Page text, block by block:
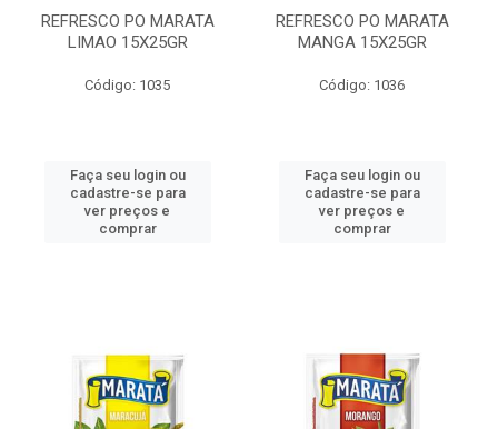
REFRESCO PO MARATA
LIMAO 15X25GR
Código: 1035
Faça seu login ou
cadastre-se para
ver preços e
comprar
REFRESCO PO MARATA
MANGA 15X25GR
Código: 1036
Faça seu login ou
cadastre-se para
ver preços e
comprar